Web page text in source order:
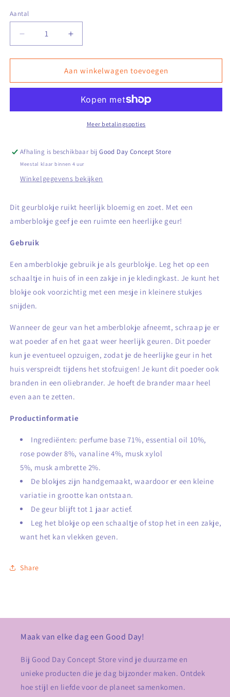
Aantal
Aantal
verlagen
voor
Geurblokje
White
Aantal
verhogen
voor
Geurblokje
White
Aan winkelwagen toevoegen
Meer betalingsopties
Afhaling is beschikbaar bijGood Day Concept Store
Meestal klaar binnen 4 uur
Winkelgegevens bekijken
Dit geurblokje ruikt heerlijk bloemig en zoet. Met een
amberblokje geef je een ruimte een heerlijke geur!
Gebruik
Een amberblokje gebruik je als geurblokje. Leg het op een
schaaltje in huis of in een zakje in je kledingkast. Je kunt het
blokje ook voorzichtig met een mesje in kleinere stukjes
snijden.
Wanneer de geur van het amberblokje afneemt, schraap je er
wat poeder af en het gaat weer heerlijk geuren. Dit poeder
kun je eventueel opzuigen, zodat je de heerlijke geur in het
huis verspreidt tijdens het stofzuigen! Je kunt dit poeder ook
branden in een oliebrander. Je hoeft de brander maar heel
even aan te zetten.
Productinformatie
Ingrediënten: perfume base 71%, essential oil 10%,
rose powder 8%, vanaline 4%, musk xylol
5%, musk ambrette 2%.
De blokjes zijn handgemaakt, waardoor er een kleine
variatie in grootte kan ontstaan.
De geur blijft tot 1 jaar actief.
Leg het blokje op een schaaltje of stop het in een zakje,
want het kan vlekken geven.
Share
Maak van elke dag een Good Day!
Bij Good Day Concept Store vind je duurzame en
unieke producten die je dag bijzonder maken. Ontdek
hoe stijl en liefde voor de planeet samenkomen.